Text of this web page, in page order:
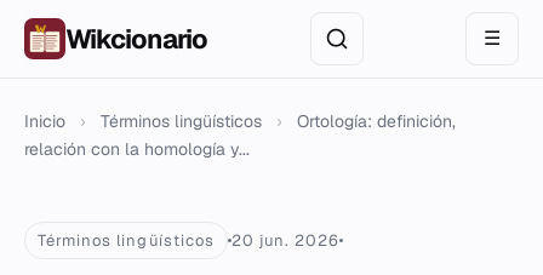
Wikcionario ☰
Inicio › Términos lingüísticos ›
Ortología: definición,
relación con la homología y...
Términos lingüísticos 20 jun. 2026